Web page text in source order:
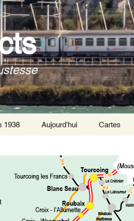
1938 Aujourd’hui Cartes